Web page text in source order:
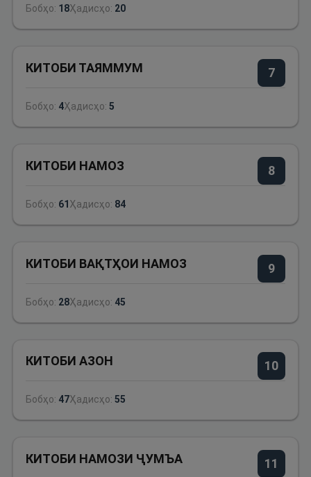
Бобҳо: 18Ҳадисҳо: 20
7
КИТОБИ ТАЯММУМ
Бобҳо: 4Ҳадисҳо: 5
8
КИТОБИ НАМОЗ
Бобҳо: 61 Ҳадисҳо: 84
9
КИТОБИ ВАҚТҲОИ НАМОЗ
Бобҳо: 28Ҳадисҳо: 45
10
КИТОБИ АЗОН
Бобҳо: 47Ҳадисҳо: 55
11
КИТОБИ НАМОЗИ ҶУМЪА